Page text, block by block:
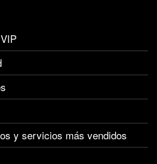
y servicios más vendidos